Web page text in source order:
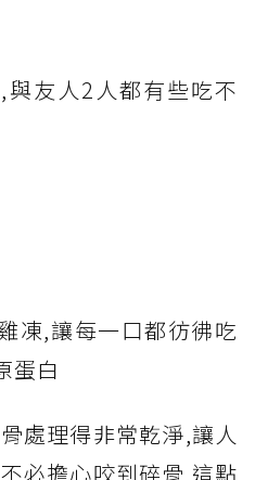
友人2人都有些吃不
凍,讓每一口都彷彿吃
蛋白
處理得非常乾淨,讓人
必擔心咬到碎骨,這點